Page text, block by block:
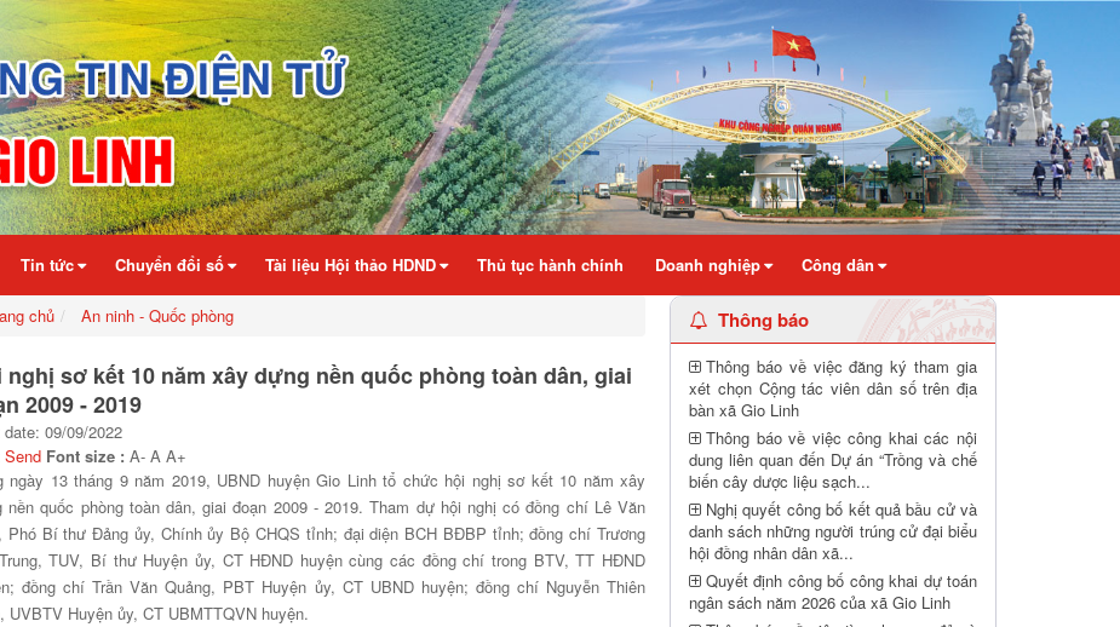
Tin tức Chuyển đổi số Tài liệu Hội thảo HDND Thủ tục hành chính Doanh nghiệp Công dân
chủ An ninh - Quốc phòng
nghị sơ kết 10 năm xây dựng nền quốc phòng toàn dân, giai
2009 - 2019
date: 09/09/2022
Send Font size : A- A A+
ngày 13 tháng 9 năm 2019, UBND huyện Gio Linh tổ chức hội nghị sơ kết 10 năm xây
nền quốc phòng toàn dân, giai đoạn 2009 - 2019. Tham dự hội nghị có đồng chí Lê Văn
Phó Bí thư Đảng ủy, Chính ủy Bộ CHQS tỉnh; đại diện BCH BĐBP tỉnh; đồng chí Trương
TUV, Bí thư Huyện ủy, CT HĐND huyện cùng các đồng chí trong BTV, TT HĐND
đồng chí Trần Văn Quảng, PBT Huyện ủy, CT UBND huyện; đồng chí Nguyễn Thiên
UVBTV Huyện ủy, CT UBMTTQVN huyện.
Thông báo
Thông báo về việc đăng ký tham gia
xét chọn Cộng tác viên dân số trên địa
bàn xã Gio Linh
Thông báo về việc công khai các nội
dung liên quan đến Dự án “Trồng và chế
biến cây dược liệu sạch...
Nghị quyết công bố kết quả bầu cử và
danh sách những người trúng cử đại biểu
hội đồng nhân dân xã...
Quyết định công bố công khai dự toán
ngân sách năm 2026 của xã Gio Linh